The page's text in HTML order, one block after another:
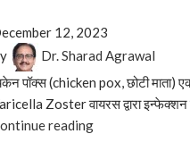
12, 2023
Dr. Sharad Agrawal
पॉक्स (chicken pox, छोटी माता)
Zoster वायरस द्वारा इन्फेक्शन
reading